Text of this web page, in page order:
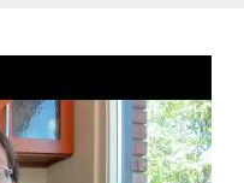
ィ・ホン